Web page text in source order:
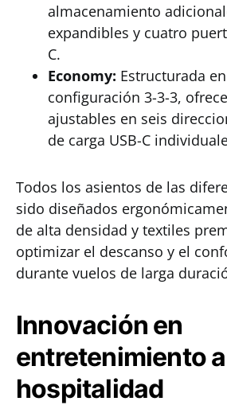
almacenamiento
expandibles y cuatro
C.
Economy: Estructurada
configuración 3-3-3,
ajustables en seis
de carga USB-C
Todos los asientos de las
sido diseñados
de alta densidad y textiles
optimizar el descanso y el
durante vuelos de larga
Innovación en
entretenimiento
hospitalidad